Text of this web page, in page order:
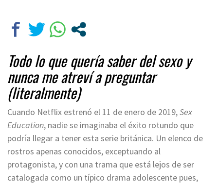
Todo lo que quería saber del sexo y
nunca me atreví a preguntar
(literalmente)
Cuando Netflix estrenó el 11 de enero de 2019,Sex
Education, nadie se imaginaba el éxito rotundo que
podría llegar a tener esta serie británica. Un elenco de
rostros apenas conocidos, exceptuando al
protagonista, y con una trama que está lejos de ser
catalogada como un típico drama adolescente pues,